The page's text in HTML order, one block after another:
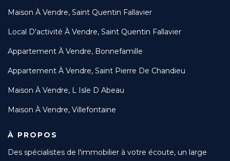
Maison À Vendre, Saint Quentin Fallavier
Local D'activité À Vendre, Saint Quentin Fallavier
Appartement À Vendre, Bonnefamille
Appartement À Vendre, Saint Pierre De Chandieu
Maison À Vendre, L Isle D Abeau
Maison À Vendre, Villefontaine
À PROPOS
Des spécialistes de l'immobilier à votre écoute, un large